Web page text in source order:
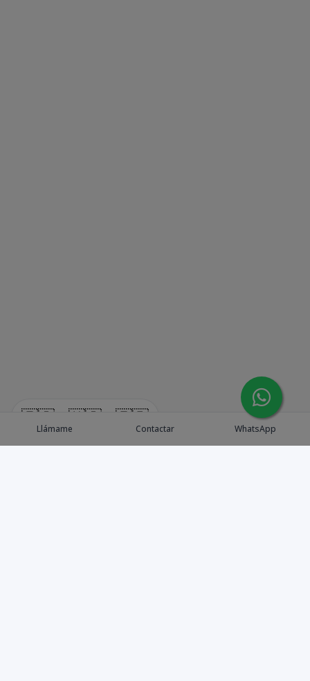
🇪🇸 🇺🇸 🇫🇷
Llámame Contactar WhatsApp